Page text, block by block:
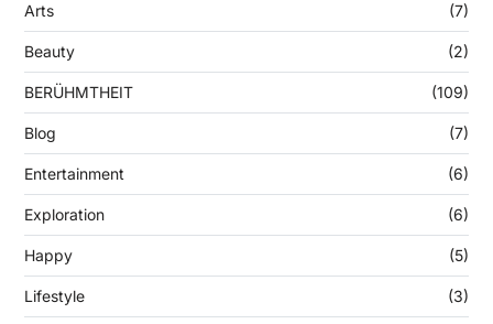
Arts (7)
Beauty (2)
BERÜHMTHEIT (109)
Blog (7)
Entertainment (6)
Exploration (6)
Happy (5)
Lifestyle (3)